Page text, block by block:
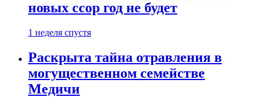
новых ссор год не будет
1 неделя спустя
Раскрыта тайна отравления в
могущественном семействе
Медичи